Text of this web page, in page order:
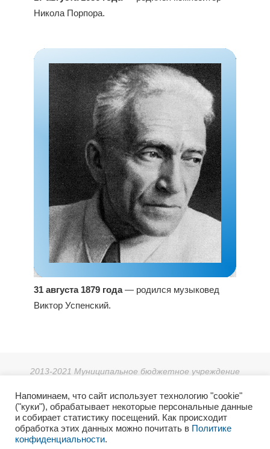
Никола Порпора.
31 августа 1879 года— родился музыковед
Виктор Успенский.
2013-2021 Муниципальное бюджетное учреждение
Зеи».
г. Зея, мкр. Светлый 38, тел: 8 (41658) 3-08-55.
2021г. Отдел культуры и архивного дела Администрации
Напоминаем, что сайт использует технологию "cookie"
("куки"), обрабатывает некоторые персональные данные
и собирает статистику посещений. Как происходит
обработка этих данных можно почитать в Политике
конфиденциальности.